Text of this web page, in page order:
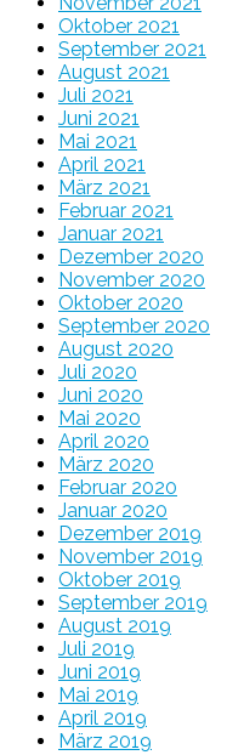
Oktober 2021
September 2021
August 2021
Juli 2021
Juni 2021
Mai 2021
April 2021
März 2021
Februar 2021
Januar 2021
Dezember 2020
November 2020
Oktober 2020
September 2020
August 2020
Juli 2020
Juni 2020
Mai 2020
April 2020
März 2020
Februar 2020
Januar 2020
Dezember 2019
November 2019
Oktober 2019
September 2019
August 2019
Juli 2019
Juni 2019
Mai 2019
April 2019
März 2019